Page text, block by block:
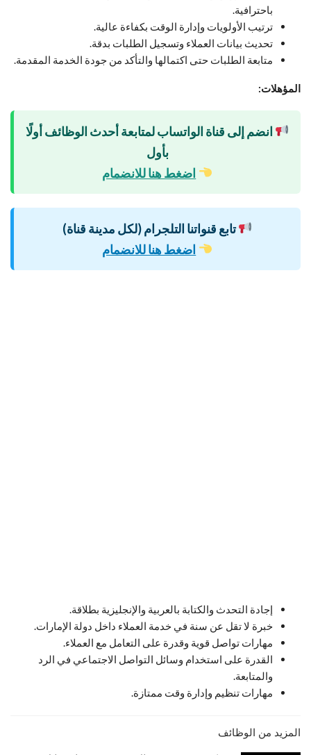
باحترافية.
ترتيب الأولويات وإدارة الوقت بكفاءة عالية.
تحديث بيانات العملاء وتسجيل الطلبات بدقة.
متابعة الطلبات حتى اكتمالها والتأكد من جودة الخدمة المقدمة.
المؤهلات:
انضم إلى قناة الواتساب لمتابعة أحدث الوظائف أولًا
بأول
اضغط هنا للانضمام
تابع قنواتنا التلجرام (لكل مدينة قناة)
اضغط هنا للانضمام
إجادة التحدث والكتابة بالعربية والإنجليزية بطلاقة.
خبرة لا تقل عن سنة في خدمة العملاء داخل دولة الإمارات.
مهارات تواصل قوية وقدرة على التعامل مع العملاء.
القدرة على استخدام وسائل التواصل الاجتماعي في الرد
والمتابعة.
مهارات تنظيم وإدارة وقت ممتازة.
المزيد من الوظائف